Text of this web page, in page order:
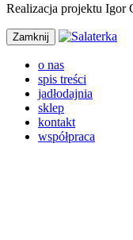
Realizacja projektu Igor
Zamknij
o nas
spis treści
jadłodajnia
sklep
kontakt
współpraca